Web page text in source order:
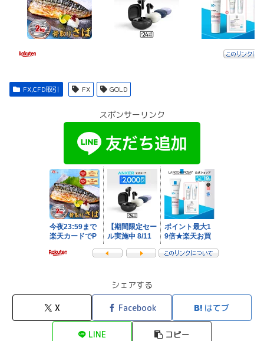
FX,CFD取引 FX GOLD
スポンサーリンク
シェアする
X Facebook はてブ
LINE コピー